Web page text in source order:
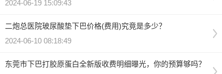
2024-06-19 15:09:43
二炮总医院玻尿酸垫下巴价格(费用)究竟是多少？
2024-06-10 08:18:49
东莞市下巴打胶原蛋白全新版收费明细曝光，你的预算够吗？